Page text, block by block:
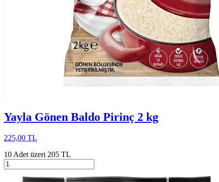
Yayla Gönen Baldo Pirinç 2 kg
225,00 TL
10 Adet üzeri 205 TL